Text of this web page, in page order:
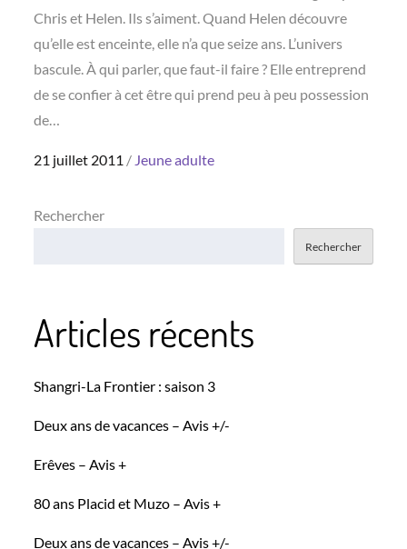
Chris et Helen. Ils s’aiment. Quand Helen découvre
qu’elle est enceinte, elle n’a que seize ans. L’univers
bascule. À qui parler, que faut-il faire ? Elle entreprend
de se confier à cet être qui prend peu à peu possession
de…
Posted
21 juillet 2011 Jeune adulte
Rechercher
Rechercher
Articles récents
Shangri-La Frontier : saison 3
Deux ans de vacances – Avis +/-
Erêves – Avis +
80 ans Placid et Muzo – Avis +
Deux ans de vacances – Avis +/-